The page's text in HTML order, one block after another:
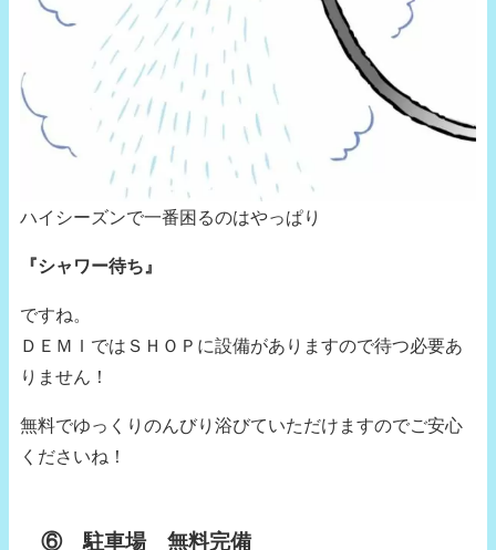
ハイシーズンで一番困るのはやっぱり
『シャワー待ち』
ですね。
ＤＥＭＩではＳＨＯＰに設備がありますので待つ必要あ
りません！
無料でゆっくりのんびり浴びていただけますのでご安心
くださいね！
⑥ 駐車場 無料完備